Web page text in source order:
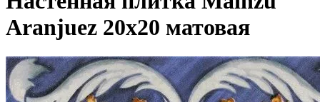
Aranjuez 20x20 матовая